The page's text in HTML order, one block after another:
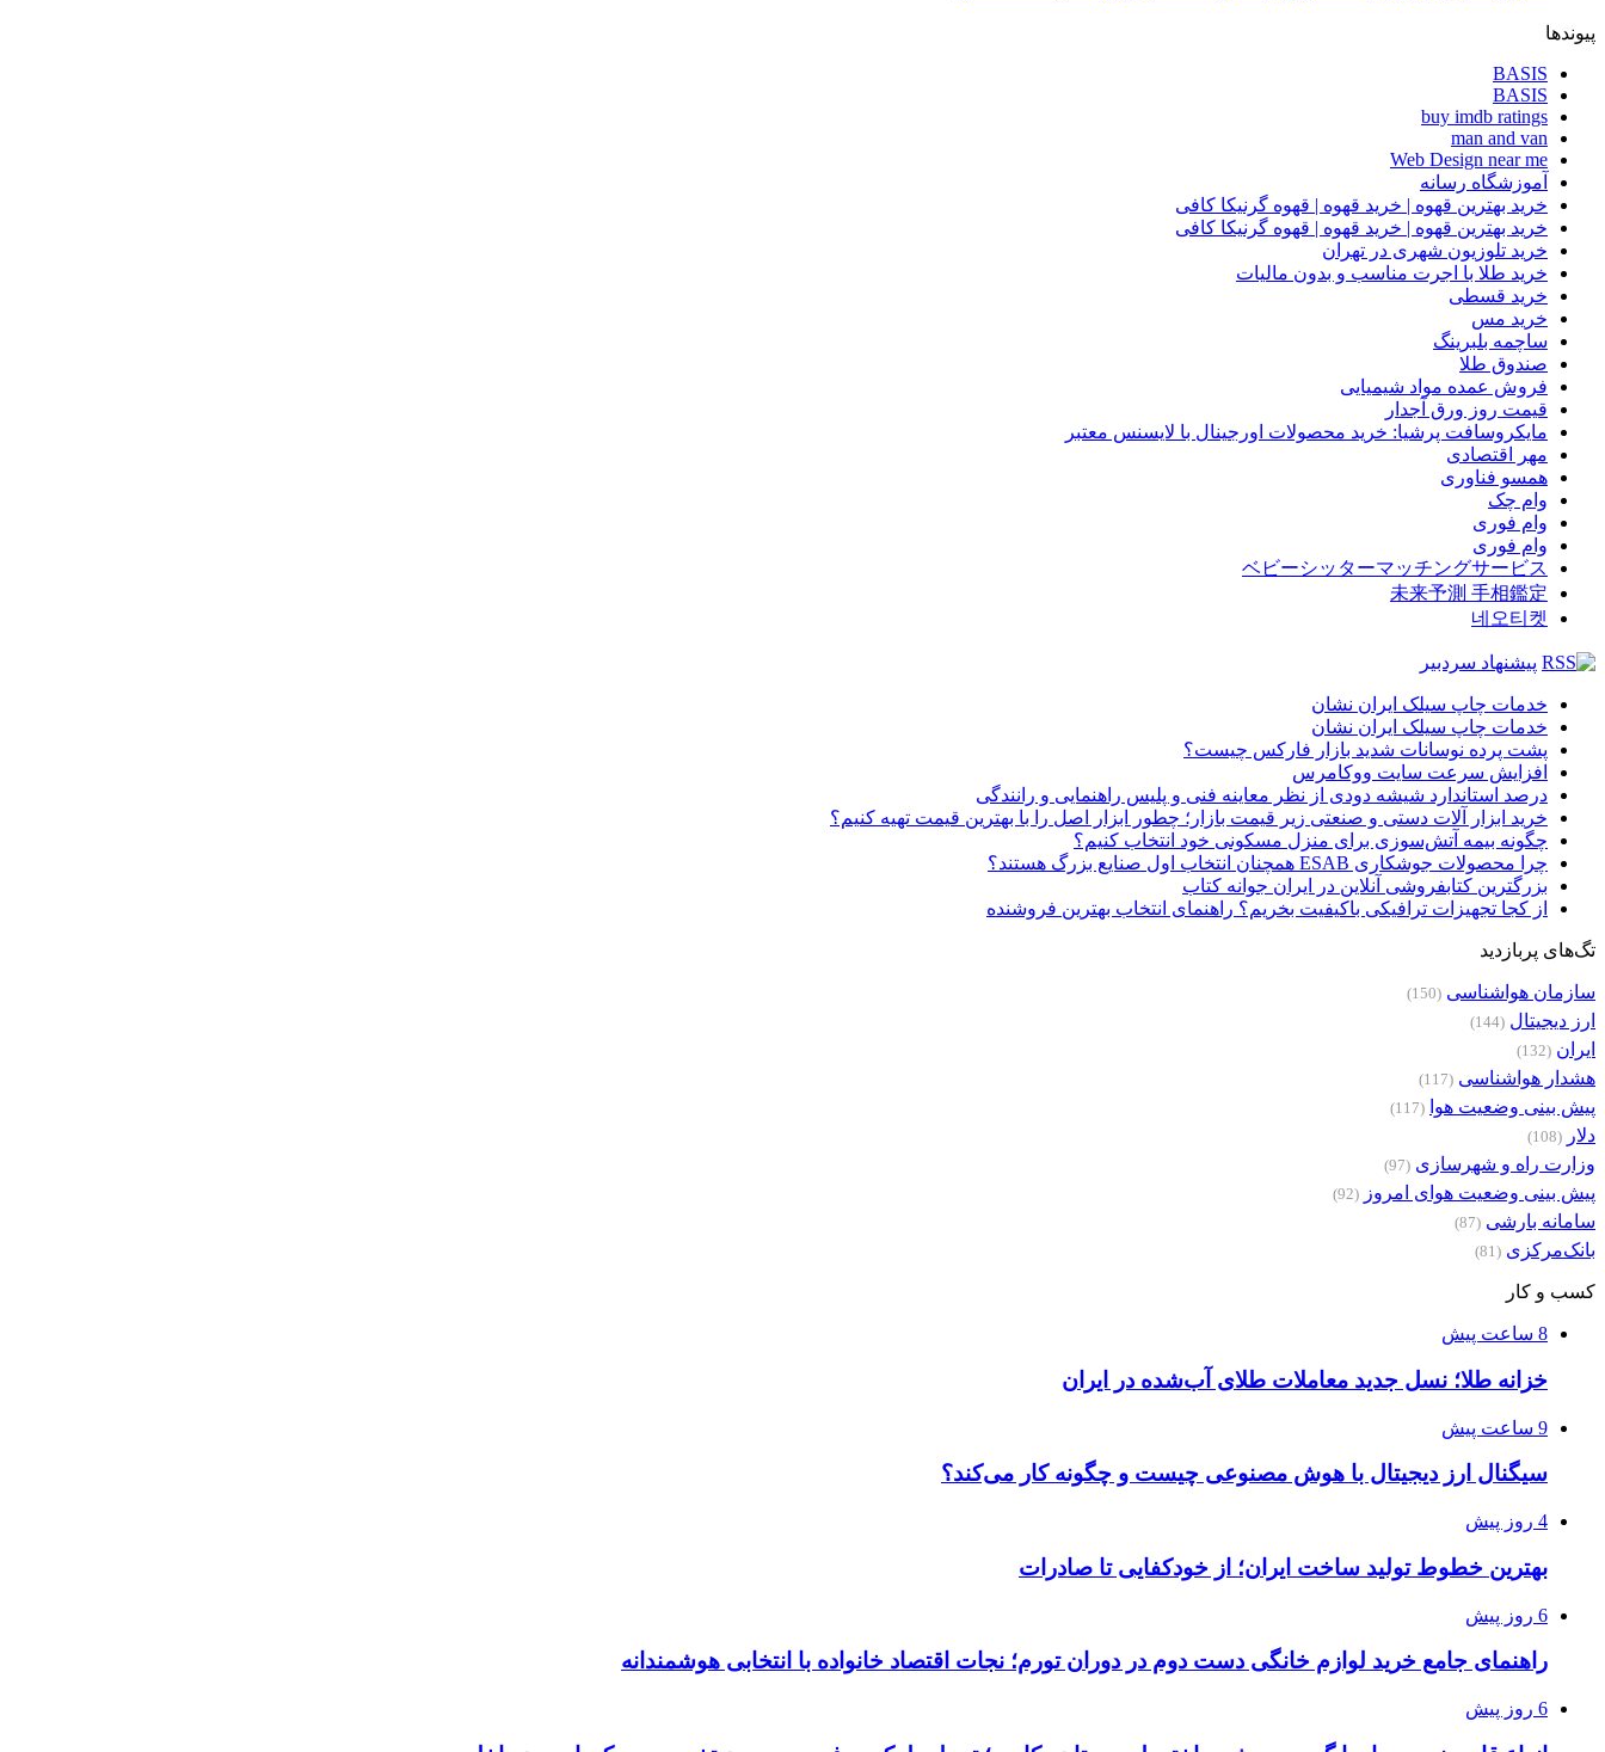
پیوندها
BASIS
BASIS
buy imdb ratings
man and van
Web Design near me
آموزشگاه رسانه
خرید بهترین قهوه | خرید قهوه | قهوه گرنیکا کافی
خرید بهترین قهوه | خرید قهوه | قهوه گرنیکا کافی
خرید تلوزیون شهری در تهران
خرید طلا با اجرت مناسب و بدون مالیات
خرید قسطی
خرید مس
ساچمه بلبرینگ
صندوق طلا
فروش عمده مواد شیمیایی
قیمت روز ورق آجدار
مایکروسافت پرشیا: خرید محصولات اورجینال با لایسنس معتبر
مهر اقتصادی
همسو فناوری
وام چک
وام فوری
وام فوری
ベビーシッターマッチングサービス
未来予測 手相鑑定
네오티켓
پیشنهاد سردبیر
خدمات چاپ سیلک ایران نشان
خدمات چاپ سیلک ایران نشان
پشت پرده نوسانات شدید بازار فارکس چیست؟
افزایش سرعت سایت ووکامرس
درصد استاندارد شیشه دودی از نظر معاینه فنی و پلیس راهنمایی و رانندگی
خرید ابزار آلات دستی و صنعتی زیر قیمت بازار؛ چطور ابزار اصل را با بهترین قیمت تهیه کنیم؟
چگونه بیمه آتش‌سوزی برای منزل مسکونی خود انتخاب کنیم؟
چرا محصولات جوشکاری ESAB همچنان انتخاب اول صنایع بزرگ هستند؟
بزرگترین کتابفروشی آنلاین در ایران جوانه کتاب
از کجا تجهیزات ترافیکی باکیفیت بخریم؟ راهنمای انتخاب بهترین فروشنده
تگ‌های پربازدید
سازمان هواشناسی (150)
ارز دیجیتال (144)
ایران (132)
هشدار هواشناسی (117)
پیش بینی وضعیت هوا (117)
دلار (108)
وزارت راه و شهرسازی (97)
پیش بینی وضعیت هوای امروز (92)
سامانه بارشی (87)
بانک‌مرکزی (81)
کسب و کار
8 ساعت پیش
خزانه طلا؛ نسل جدید معاملات طلای آب‌شده در ایران
9 ساعت پیش
سیگنال ارز دیجیتال با هوش مصنوعی چیست و چگونه کار می‌کند؟
4 روز پیش
بهترین خطوط تولید ساخت ایران؛ از خودکفایی تا صادرات
6 روز پیش
راهنمای جامع خرید لوازم خانگی دست دوم در دوران تورم؛ نجات اقتصاد خانواده با انتخابی هوشمندانه
6 روز پیش